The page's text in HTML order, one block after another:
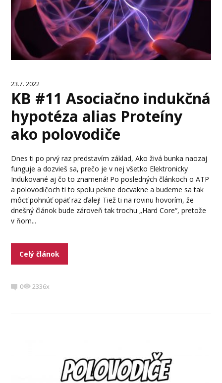
23.7. 2022
KB #11 Asociačno indukčná
hypotéza alias Proteíny
ako polovodiče
Dnes ti po prvý raz predstavím základ, Ako živá bunka naozaj
funguje a dozvieš sa, prečo je v nej všetko Elektronicky
Indukované aj čo to znamená! Po posledných článkoch o ATP
a polovodičoch ti to spolu pekne docvakne a budeme sa tak
môcť pohnúť opäť raz ďalej! Tiež ti na rovinu hovorím, že
dnešný článok bude zároveň tak trochu „Hard Core“, pretože
v ňom...
Celý článok
0 2336x